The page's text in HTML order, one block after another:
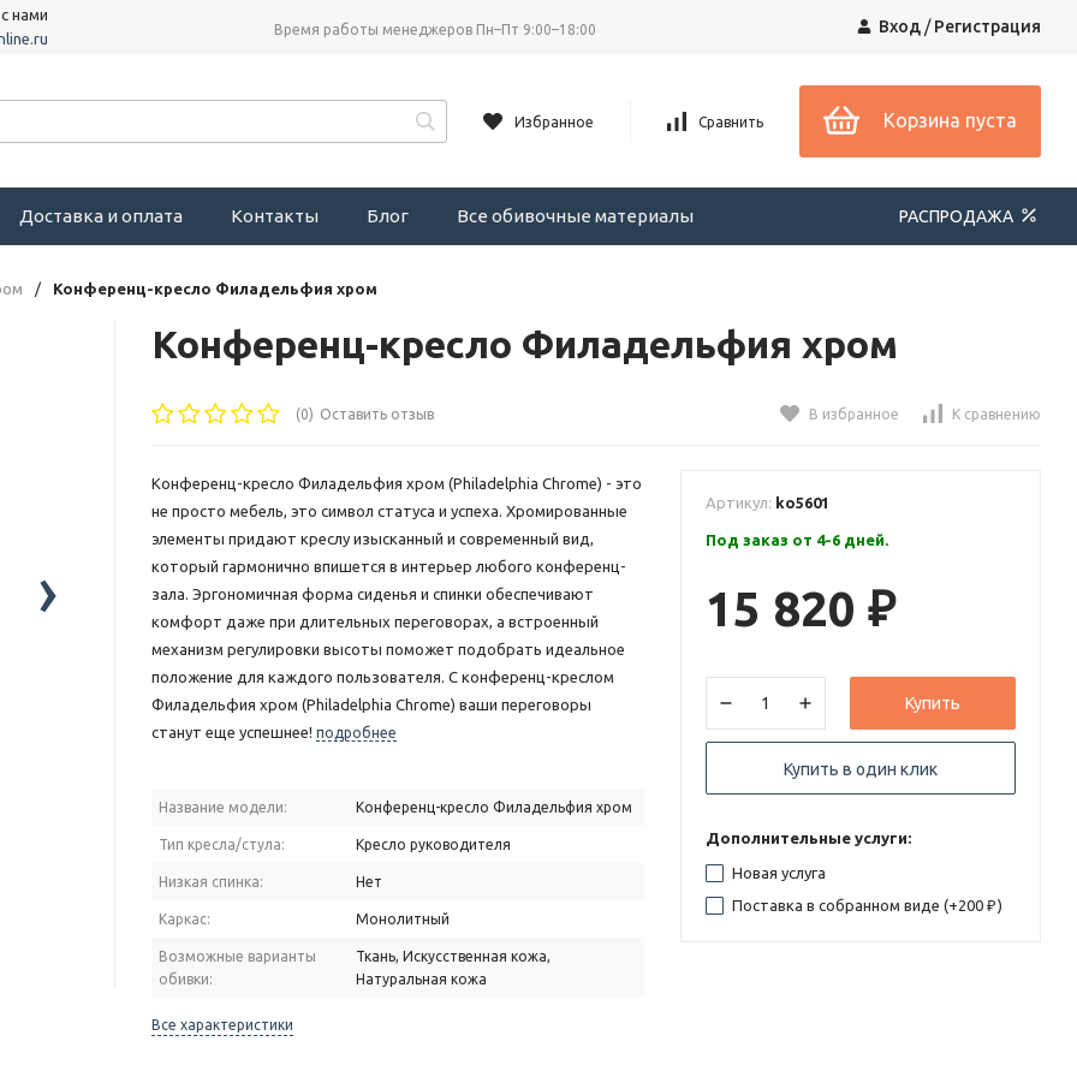
нами
Время работы менеджеров Пн–Пт 9:00–18:00 Вход/Регистрация
Избранное Сравнить Корзина пуста
Доставка и оплата Контакты Блог Все обивочные материалы РАСПРОДАЖА
/ Конференц-кресло Филадельфия хром
›
Конференц-кресло Филадельфия хром
(0) Оставить отзыв В избранное К сравнению
Конференц-кресло Филадельфия хром (Philadelphia Chrome) - это
не просто мебель, это символ статуса и успеха. Хромированные
элементы придают креслу изысканный и современный вид,
который гармонично впишется в интерьер любого конференц-
зала. Эргономичная форма сиденья и спинки обеспечивают
комфорт даже при длительных переговорах, а встроенный
механизм регулировки высоты поможет подобрать идеальное
положение для каждого пользователя. С конференц-креслом
Филадельфия хром (Philadelphia Chrome) ваши переговоры
станут еще успешнее! подробнее
Название модели: Конференц-кресло Филадельфия хром
Тип кресла/стула: Кресло руководителя
Низкая спинка: Нет
Каркас: Монолитный
Возможные варианты
обивки:
Ткань, Искусственная кожа,
Натуральная кожа
Все характеристики
Артикул: ko5601
Под заказ от 4-6 дней.
15 820 ₽
Купить
Купить в один клик
Дополнительные услуги:
Новая услуга
Поставка в собранном виде (+200 ₽ )